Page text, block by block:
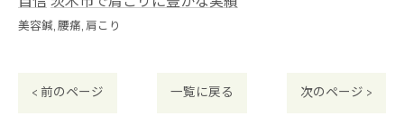
美容鍼 腰痛 肩こり
< 前のページ 一覧に戻る 次のページ >